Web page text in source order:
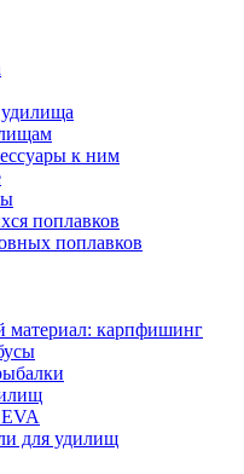
к ним
поплавков
поплавков
материал: карпфишинг
для удилищ